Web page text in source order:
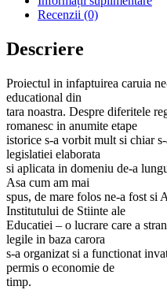
Recenzii (0)
Descriere
Proiectul in infaptuirea caruia
educational din
tara noastra. Despre diferitele
romanesc in anumite etape
istorice s-a vorbit mult si chiar
legislatiei elaborata
si aplicata in domeniu de-a
Asa cum am mai
spus, de mare folos ne-a fost si
Institutului de Stiinte ale
Educatiei – o lucrare care a
legile in baza carora
s-a organizat si a functionat
permis o economie de
timp.